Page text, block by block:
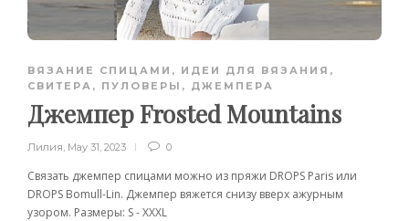
ВЯЗАНИЕ СПИЦАМИ , ИДЕИ ДЛЯ ВЯЗАНИЯ ,
СВИТЕРА, ПУЛОВЕРЫ, ДЖЕМПЕРА
Джемпер Frosted Mountains
Лилия, May 31, 2023 0
Связать джемпер спицами можно из пряжи DROPS Paris или
DROPS Bomull-Lin. Джемпер вяжется снизу вверх ажурным
узором. Размеры: S - XXXL